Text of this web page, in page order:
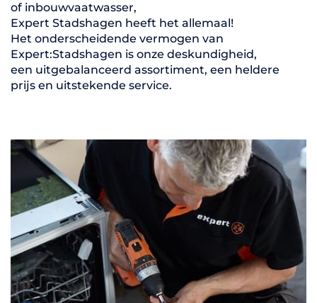
of inbouwvaatwasser,
Expert Stadshagen heeft het allemaal!
Het onderscheidende vermogen van
Expert:Stadshagen is onze deskundigheid,
een uitgebalanceerd assortiment, een heldere
prijs en uitstekende service.